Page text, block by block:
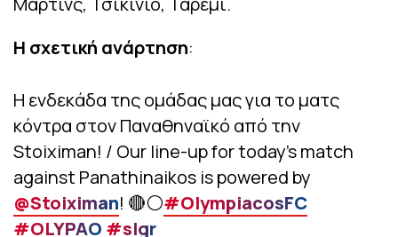
Η σχετική ανάρτηση:
Η ενδεκάδα της ομάδας μας για το ματς
κόντρα στον Παναθηναϊκό από την
Stoiximan! / Our line-up for today’s match
against Panathinaikos is powered by
@Stoiximan! 🔴⚪️#OlympiacosFC
#OLYPAO #slgr